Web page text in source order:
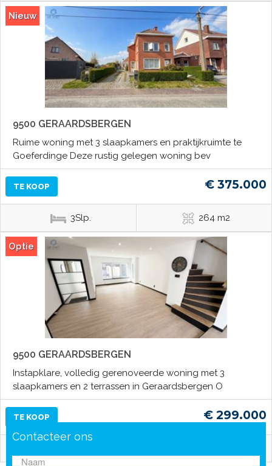
Contacteer ons
Nieuw
9500 GERAARDSBERGEN
Ruime woning met 3 slaapkamers en praktijkruimte te
Goeferdinge Deze rustig gelegen woning bev
TE KOOP € 375.000
3Slp. 264 m2
Optie
9500 GERAARDSBERGEN
Instapklare, volledig gerenoveerde woning met 3
slaapkamers en 2 terrassen in Geraardsbergen O
TE KOOP € 299.000